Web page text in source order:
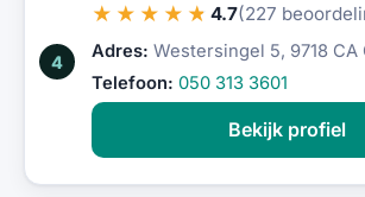
4
★★★★★ 4.7(227
Adres: Westersingel 5, 9718 CA
Telefoon: 050 313 3601
Bekijk profiel